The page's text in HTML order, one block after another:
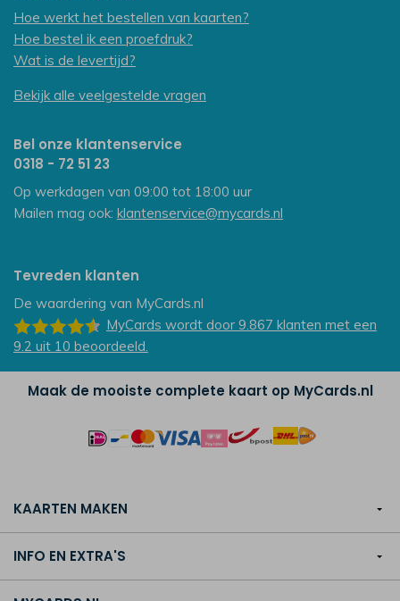
Hoe werkt het bestellen van kaarten?
Hoe bestel ik een proefdruk?
Wat is de levertijd?
Bekijk alle veelgestelde vragen
Bel onze klantenservice
0318 - 72 51 23
Op werkdagen van 09:00 tot 18:00 uur
Mailen mag ook: klantenservice@mycards.nl
Tevreden klanten
De waardering van MyCards.nl
MyCards wordt door 9.867 klanten met een
9.2 uit 10 beoordeeld.
Maak de mooiste complete kaart op MyCards.nl
KAARTEN MAKEN
INFO EN EXTRA'S